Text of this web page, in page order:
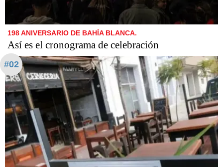
198 ANIVERSARIO DE BAHÍA BLANCA.
Así es el cronograma de celebración
#02